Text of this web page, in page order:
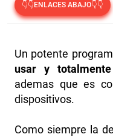
👇👇ENLACES ABAJO👇👇
Un potente
usar y
ademas que es
dispositivos.
Como siempre la